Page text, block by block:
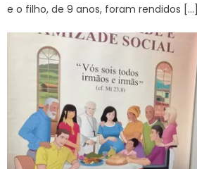
e o filho, de 9 anos, foram rendidos […]